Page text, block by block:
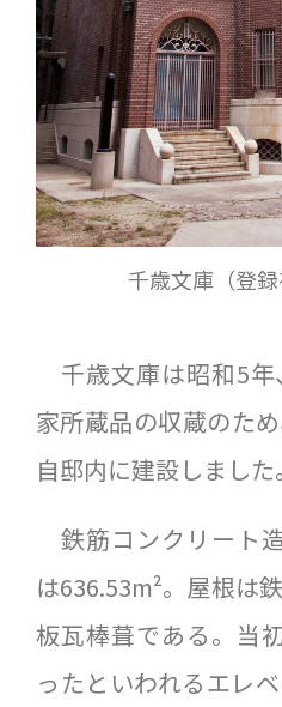
千歳文庫（登録
千歳文庫は昭和5年
家所蔵品の収蔵のた
自邸内に建設しました。
鉄筋コンクリート
は636.53m²。屋根は
板瓦棒葺である。当
ったといわれるエレ